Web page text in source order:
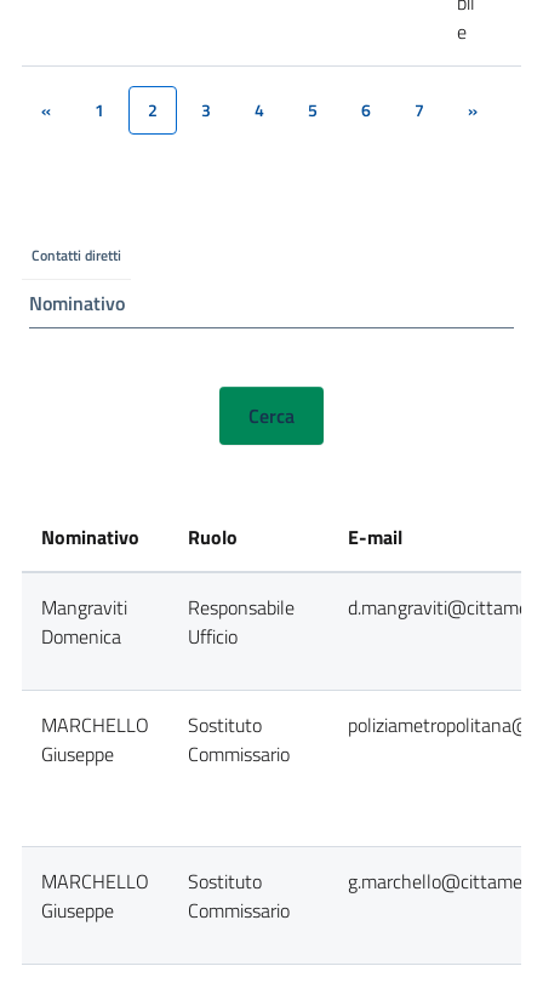
e
« 1 2(current)
3 4 5 6 7 »
Contatti diretti
Nominativo
Nominativo Ruolo E-mail
Mangraviti
Domenica
Responsabile
Ufficio
MARCHELLO
Giuseppe
Sostituto
Commissario
MARCHELLO
Giuseppe
Sostituto
Commissario